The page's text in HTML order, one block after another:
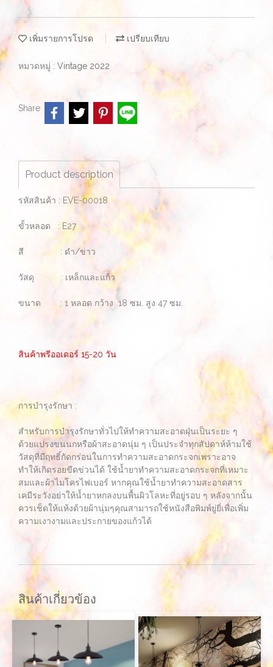
เพิ่มรายการโปรด เปรียบเทียบ
หมวดหมู่ : Vintage 2022
Share
Product description
รหัสสินค้า : EVE-00018
ขั้วหลอด : E27
สี : ดำ/ขาว
วัสดุ : เหล็กและแก้ว
ขนาด : 1 หลอด กว้าง 18 ซม. สูง 47 ซม.
สินค้าพรีออเดอร์ 15-20 วัน
การบำรุงรักษา :
สำหรับการบำรุงรักษาทั่วไปให้ทำความสะอาดฝุ่นเป็นระยะ ๆ
ด้วยแปรงขนนกหรือผ้าสะอาดนุ่ม ๆ เป็นประจำทุกสัปดาห์ห้ามใช้
วัสดุที่มีฤทธิ์กัดกร่อนในการทำความสะอาดกระจกเพราะอาจ
ทำให้เกิดรอยขีดข่วนได้ ใช้น้ำยาทำความสะอาดกระจกที่เหมาะ
สมและผ้าไมโครไฟเบอร์ หากคุณใช้น้ำยาทำความสะอาดสาร
เคมีระวังอย่าให้น้ำยาหกลงบนพื้นผิวโลหะที่อยู่รอบ ๆ หลังจากนั้น
ควรเช็ดให้แห้งด้วยผ้านุ่มๆคุณสามารถใช้หนังสือพิมพ์ยู่ยี่เพื่อเพิ่ม
ความเงางามและประกายของแก้วได้
สินค้าเกี่ยวข้อง